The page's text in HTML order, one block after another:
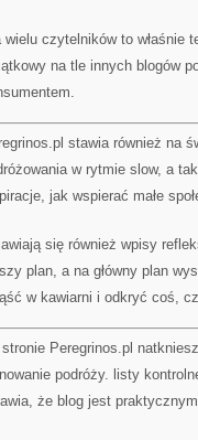
wielu czytelników to właśnie
na tle innych blogów
stawia również na
w rytmie slow, a
jak wspierać małe
się również wpisy
plan, a na główny plan
w kawiarni i odkryć coś,
stronie Peregrinos.pl
podróży. listy
że blog jest